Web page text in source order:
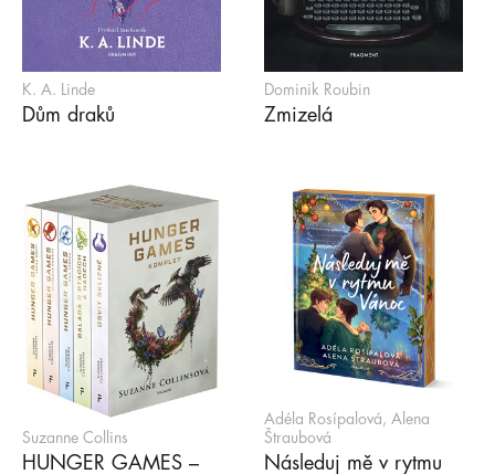
K. A. Linde
Dům draků
Dominik Roubin
Zmizelá
Suzanne Collins
HUNGER GAMES –
Adéla Rosípalová, Alena
Štraubová
Následuj mě v rytmu